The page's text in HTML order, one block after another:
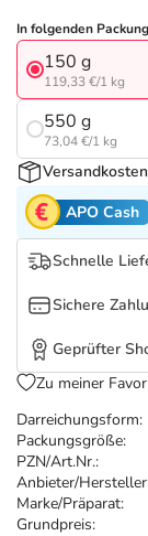
Tierapotheke
Vitamine &
Marken
Salus Deals
Darreichungsform:
Packungsgröße:
PZN/Art.Nr.:
Anbieter/
Marke/Präparat:
Grundpreis:
In folgenden
150 g
119,33 €/1 kg
550 g
73,04 €/1 kg
APO Cash
Schnelle
Sichere
Geprüfter
Zu meiner